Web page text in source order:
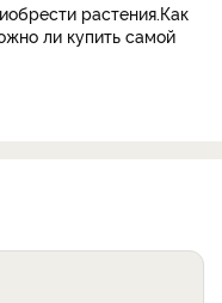
растения.Как
ли купить самой